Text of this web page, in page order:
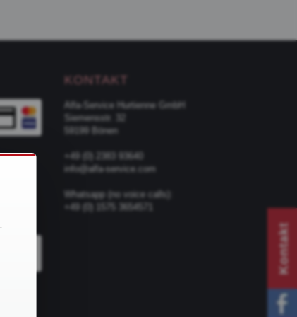
Kontakt
KONTAKT
Alfa-Service Hurtienne GmbH
Siemensstr. 32
59199 Bönen
+49 (0) 2383 93640
info@alfa-service.com
Whatsapp (no voice calls):
+49 (0) 1575 3654571